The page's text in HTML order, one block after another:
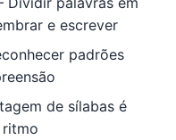
e escrever
padrões
de sílabas é
ritmo